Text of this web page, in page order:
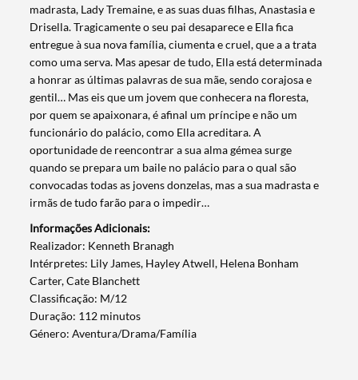
madrasta, Lady Tremaine, e as suas duas filhas, Anastasia e
Drisella. Tragicamente o seu pai desaparece e Ella fica
entregue à sua nova família, ciumenta e cruel, que a a trata
como uma serva. Mas apesar de tudo, Ella está determinada
a honrar as últimas palavras de sua mãe, sendo corajosa e
gentil… Mas eis que um jovem que conhecera na floresta,
por quem se apaixonara, é afinal um príncipe e não um
funcionário do palácio, como Ella acreditara. A
oportunidade de reencontrar a sua alma gémea surge
quando se prepara um baile no palácio para o qual são
convocadas todas as jovens donzelas, mas a sua madrasta e
irmãs de tudo farão para o impedir…
Informações Adicionais:
​Realizador: Kenneth Branagh
Intérpretes: Lily James, Hayley Atwell, Helena Bonham
Carter, Cate Blanchett
Classificação: M/12
Duração: 112 minutos
Género: Aventura/Drama/Família